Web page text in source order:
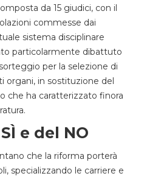
da 15 giudici, con il
commesse dai
sistema disciplinare
particolarmente dibattuto
per la selezione di
organi, in sostituzione del
che ha caratterizzato finora
e del NO
che la riforma porterà
specializzando le carriere e